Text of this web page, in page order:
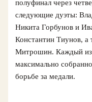
полуфинал через
следующие дуэты:
Никита Горбунов и
Константин Тиунов, а
Митрошин. Каждый из
максимально
борьбе за медали.